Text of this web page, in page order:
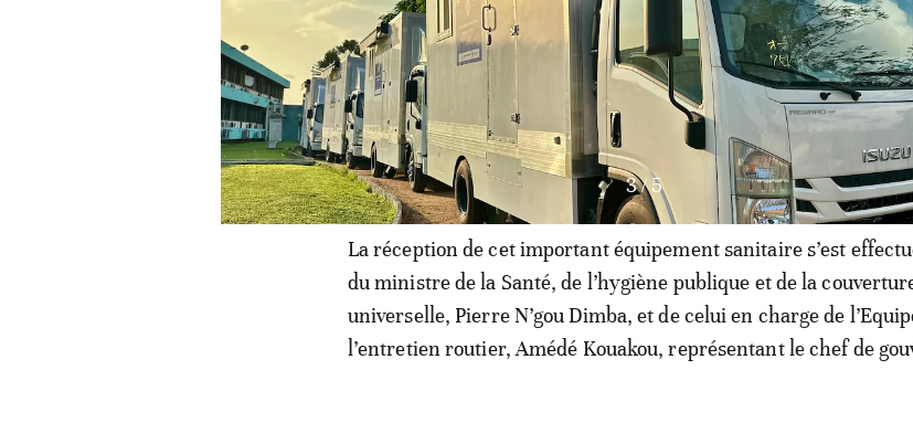
3/5
La réception de cet important équipement sanitaire s’est
du ministre de la Santé, de l’hygiène publique et de la
universelle, Pierre N’gou Dimba, et de celui en charge de
l’entretien routier, Amédé Kouakou, représentant le chef de